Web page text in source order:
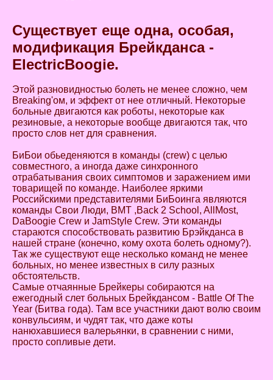
Существует еще одна, особая,
модификация Брейкданса -
ElectricBoogie.
Этой разновидностью болеть не менее сложно, чем
Breaking'ом, и эффект от нее отличный. Некоторые
больные двигаются как роботы, некоторые как
резиновые, а некоторые вообще двигаются так, что
просто слов нет для сравнения.
БиБои обьеденяются в команды (crew) с целью
совместного, а иногда даже синхронного
отрабатывания своих симптомов и заражением ими
товарищей по команде. Наиболее яркими
Российскими представителями БиБоинга являются
команды Свои Люди, BMT ,Back 2 School, AllMost,
DaBoogie Crew и JamStyle Crew. Эти команды
стараются способствовать развитию Брэйкданса в
нашей стране (конечно, кому охота болеть одному?).
Так же существуют еще несколько команд не менее
больных, но менее известных в силу разных
обстоятельств.
Самые отчаянные Брейкеры собираются на
ежегодный слет больных Брейкдансом - Battle Of The
Year (Битва года). Там все участники дают волю своим
конвульсиям, и чудят так, что даже коты
нанюхавшиеся валерьянки, в сравнении с ними,
просто сопливые дети.